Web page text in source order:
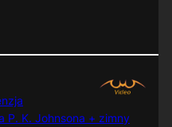
P. K. Johnsona + zimny